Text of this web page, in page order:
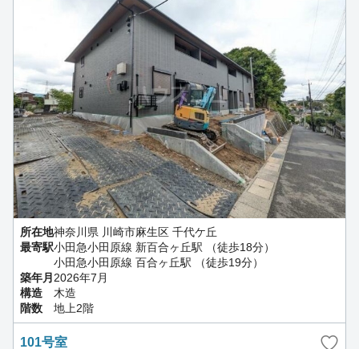
所在地神奈川県 川崎市麻生区 千代ケ丘
最寄駅小田急小田原線 新百合ヶ丘駅 （徒歩18分）
小田急小田原線 百合ヶ丘駅 （徒歩19分）
築年月 2026年7月
構造
木造
階数
地上2階
101号室